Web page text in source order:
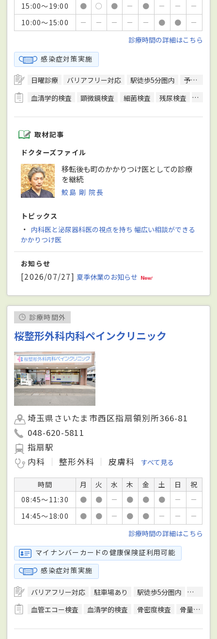
15:00～19:00
● ○ ● － ● － －
－
10:00～15:00
－ － － － － ● ●
－
診療時間の詳細はこちら
感染症対策実施
日曜診療 バリアフリー対応 駅徒歩5分圏内 予約可
血清学的検査
顕微鏡検査 細菌検査 残尿検査 心電
取材記事
ドクターズファイル
移転後も町のかかりつけ医としての診療
を継続
鮫島 剛 院長
トピックス
・ 内科医と泌尿器科医の視点を持ち 幅広い相談ができる
かかりつけ医
お知らせ
[2026/07/27] 夏季休業のお知らせ
診療時間外
桜整形外科内科ペインクリニック
埼玉県さいたま市西区指扇領別所366-81
048-620-5811
指扇駅
内科
整形外科 皮膚科 すべて見る
時間 月 火 水 木 金 土 日
祝
08:45～11:30
● ● － ● ● ● －
－
14:45～18:00
● ● － ● ● － －
－
診療時間の詳細はこちら
マイナンバーカードの健康保険証利用可能
感染症対策実施
バリアフリー対応 駐車場あり 駅徒歩5分圏内
無料送
血管エコー検査
血清学的検査 骨密度検査 骨量測定